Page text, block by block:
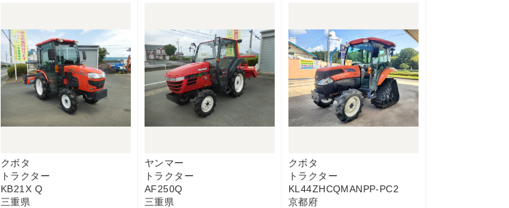
クボタ
トラクター
KB21X Q
三重県
ヤンマー
トラクター
AF250Q
三重県
クボタ
トラクター
KL44ZHCQMANPP-PC2
京都府